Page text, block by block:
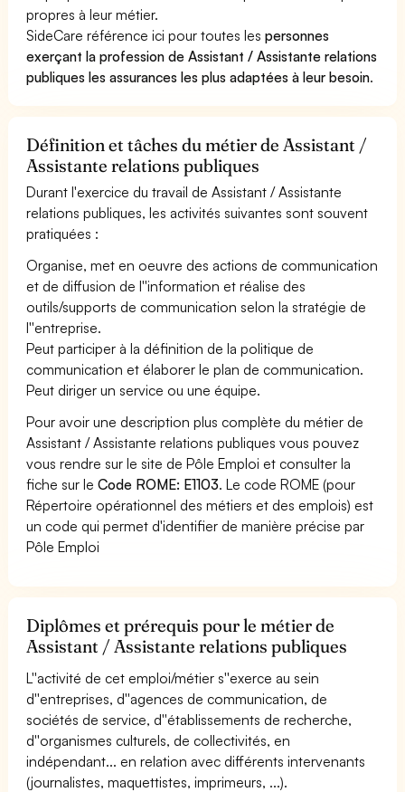
propres à leur métier.
SideCare référence ici pour toutes lespersonnes
exerçant la profession de Assistant / Assistante relations
publiques les assurances les plus adaptées à leur besoin.
Définition et tâches du métier de Assistant /
Assistante relations publiques
Durant l'exercice du travail de Assistant / Assistante
relations publiques, les activités suivantes sont souvent
pratiquées :
Organise, met en oeuvre des actions de communication
et de diffusion de l''information et réalise des
outils/supports de communication selon la stratégie de
l''entreprise.
Peut participer à la définition de la politique de
communication et élaborer le plan de communication.
Peut diriger un service ou une équipe.
Pour avoir une description plus complète du métier de
Assistant / Assistante relations publiques vous pouvez
vous rendre sur le site de Pôle Emploi et consulter la
fiche sur leCode ROME: E1103. Le code ROME (pour
Répertoire opérationnel des métiers et des emplois) est
un code qui permet d'identifier de manière précise par
Pôle Emploi
Diplômes et prérequis pour le métier de
Assistant / Assistante relations publiques
L''activité de cet emploi/métier s''exerce au sein
d''entreprises, d''agences de communication, de
sociétés de service, d''établissements de recherche,
d''organismes culturels, de collectivités, en
indépendant... en relation avec différents intervenants
(journalistes, maquettistes, imprimeurs, ...).